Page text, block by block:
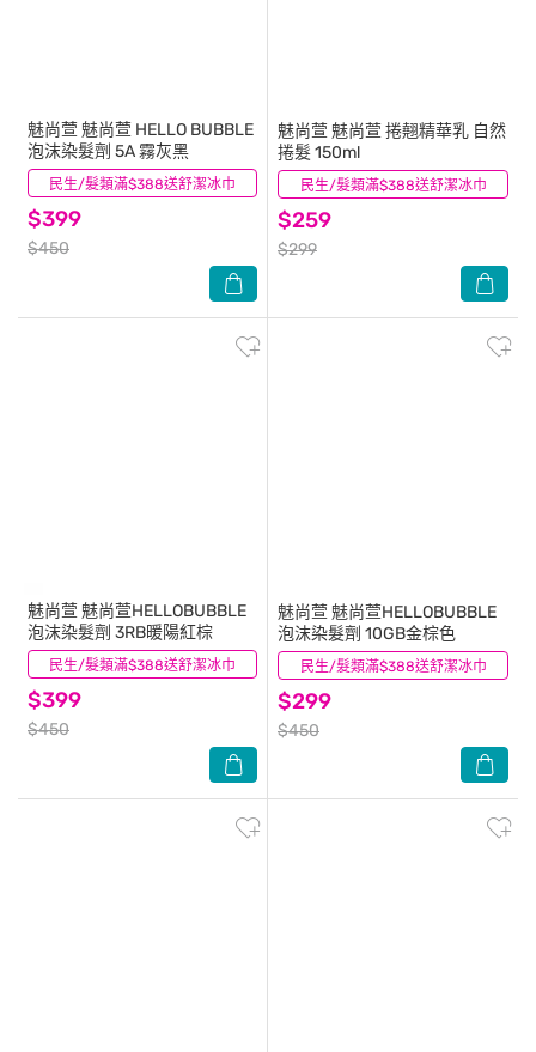
民生/髮類滿$388送舒潔冰巾
魅尚萱 魅尚萱 HELLO BUBBLE
泡沫染髮劑 5A 霧灰黑
$399
$450
(2) 民生/髮類滿$388送舒潔冰巾
魅尚萱 魅尚萱 捲翹精華乳 自然
捲髮 150ml
$259
$299
(2)
民生/髮類滿$388送舒潔冰巾
魅尚萱 魅尚萱HELLOBUBBLE
泡沫染髮劑 3RB暖陽紅棕
$399
$450
(0) 民生/髮類滿$388送舒潔冰巾
魅尚萱 魅尚萱HELLOBUBBLE
泡沫染髮劑 10GB金棕色
$299
$450
(1)